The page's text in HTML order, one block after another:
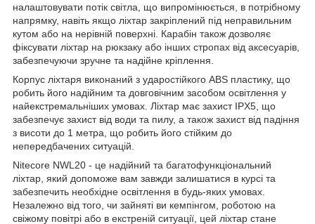
налаштовувати потік світла, що випромінюється, в потрібному
напрямку, навіть якщо ліхтар закріплений під неправильним
кутом або на нерівній поверхні. Карабін також дозволяє
фіксувати ліхтар на рюкзаку або інших стропах від аксесуарів,
забезпечуючи зручне та надійне кріплення.
Корпус ліхтаря виконаний з ударостійкого ABS пластику, що
робить його надійним та довговічним засобом освітлення у
найекстремальніших умовах. Ліхтар має захист IPX5, що
забезпечує захист від води та пилу, а також захист від падіння
з висоти до 1 метра, що робить його стійким до
непередбачених ситуацій.
Nitecore NWL20 - це надійний та багатофункціональний
ліхтар, який допоможе вам завжди залишатися в курсі та
забезпечить необхідне освітлення в будь-яких умовах.
Незалежно від того, чи зайняті ви кемпінгом, роботою на
свіжому повітрі або в екстреній ситуації, цей ліхтар стане